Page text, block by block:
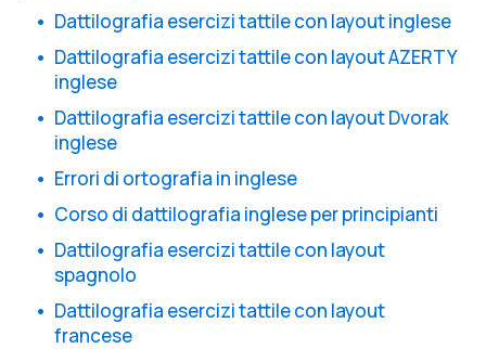
Dattilografia esercizi tattile con layout inglese
Dattilografia esercizi tattile con layout AZERTY
inglese
Dattilografia esercizi tattile con layout Dvorak
inglese
Errori di ortografia in inglese
Corso di dattilografia inglese per principianti
Dattilografia esercizi tattile con layout
spagnolo
Dattilografia esercizi tattile con layout
francese